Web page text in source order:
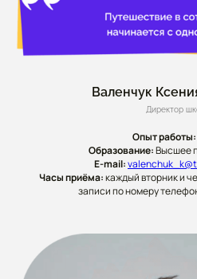
Валенчук
Директор
Опыт работы:
Образование:Высшее
E-mail:
Часы приёма:каждый вторник и
записи по номеру